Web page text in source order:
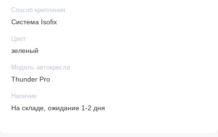
Способ крепления
Система Isofix
Цвет
зеленый
Модель автокресла
Thunder Pro
Наличие
На складе, ожидание 1-2 дня